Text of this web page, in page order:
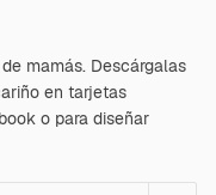
mamás. Descárgalas
en tarjetas
o para diseñar